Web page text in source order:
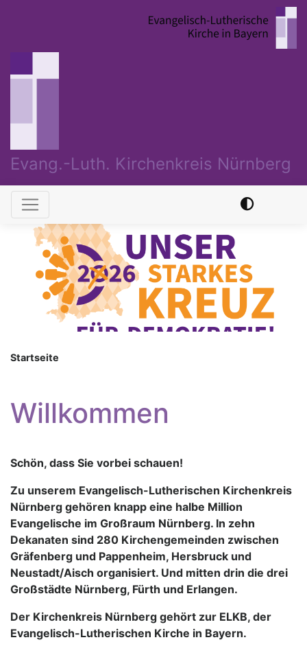
Evang.-Luth. Kirchenkreis Nürnberg
Hauptnavigation
Previous
Startseite
Willkommen
Schön, dass Sie vorbei schauen!
Zu unserem Evangelisch-Lutherischen Kirchenkreis
Nürnberg gehören knapp eine halbe Million
Evangelische im Großraum Nürnberg. In zehn
Dekanaten sind 280 Kirchengemeinden zwischen
Gräfenberg und Pappenheim, Hersbruck und
Neustadt/Aisch organisiert. Und mitten drin die drei
Großstädte Nürnberg, Fürth und Erlangen.
Der Kirchenkreis Nürnberg gehört zur ELKB, der
Evangelisch-Lutherischen Kirche in Bayern.